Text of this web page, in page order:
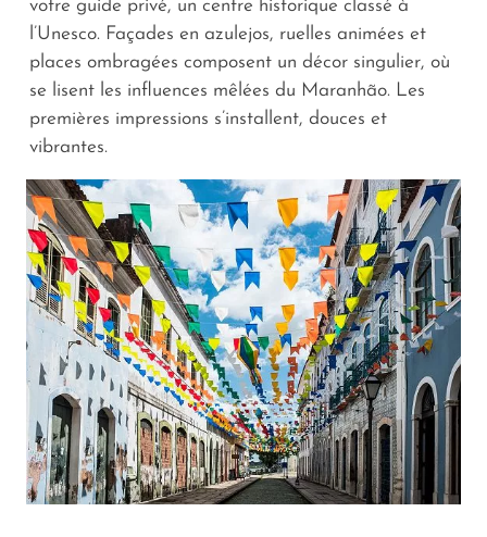
votre guide privé, un centre historique classé à
l’Unesco. Façades en azulejos, ruelles animées et
places ombragées composent un décor singulier, où
se lisent les influences mêlées du Maranhão. Les
premières impressions s’installent, douces et
vibrantes.